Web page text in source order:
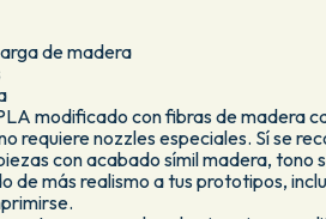
de madera
modificado con fibras de madera
requiere nozzles especiales. Sí se
con acabado símil madera, tono
de más realismo a tus prototipos,